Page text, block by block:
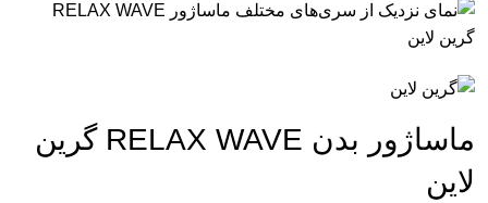
ماساژور بدن RELAX WAVE گرین
لاین